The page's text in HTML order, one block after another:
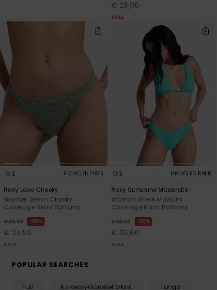
€ 28,00
SALE
2 RECYCLED FIBER
Roxy Love Cheeky
Women Green Cheeky
Coverage Bikini Bottoms
€ 35,00 30%
€ 24,50
SALE
3 RECYCLED FIBER
Roxy Sunshine Moderate
Women Green Medium
Coverage Bikini Bottoms
€ 38,00 30%
€ 26,60
SALE
POPULAR SEARCHES
Full Korkeavyötäröiset bikinit Tanga